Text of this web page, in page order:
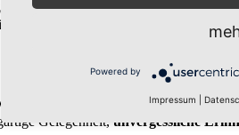
realistischen Fahrgeschäftezu
höher schlagen lässt,
entführen. Besucher sind
Gelegenheit, unvergessliche
Powered by
Impressum